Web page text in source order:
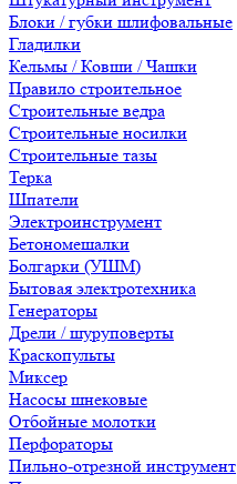
Блоки / губки шлифовальные
Гладилки
Кельмы / Ковши / Чашки
Правило строительное
Строительные ведра
Строительные носилки
Строительные тазы
Терка
Шпатели
Электроинструмент
Бетономешалки
Болгарки (УШМ)
Бытовая электротехника
Генераторы
Дрели / шуруповерты
Краскопульты
Миксер
Насосы шнековые
Отбойные молотки
Перфораторы
Пильно-отрезной инструмент